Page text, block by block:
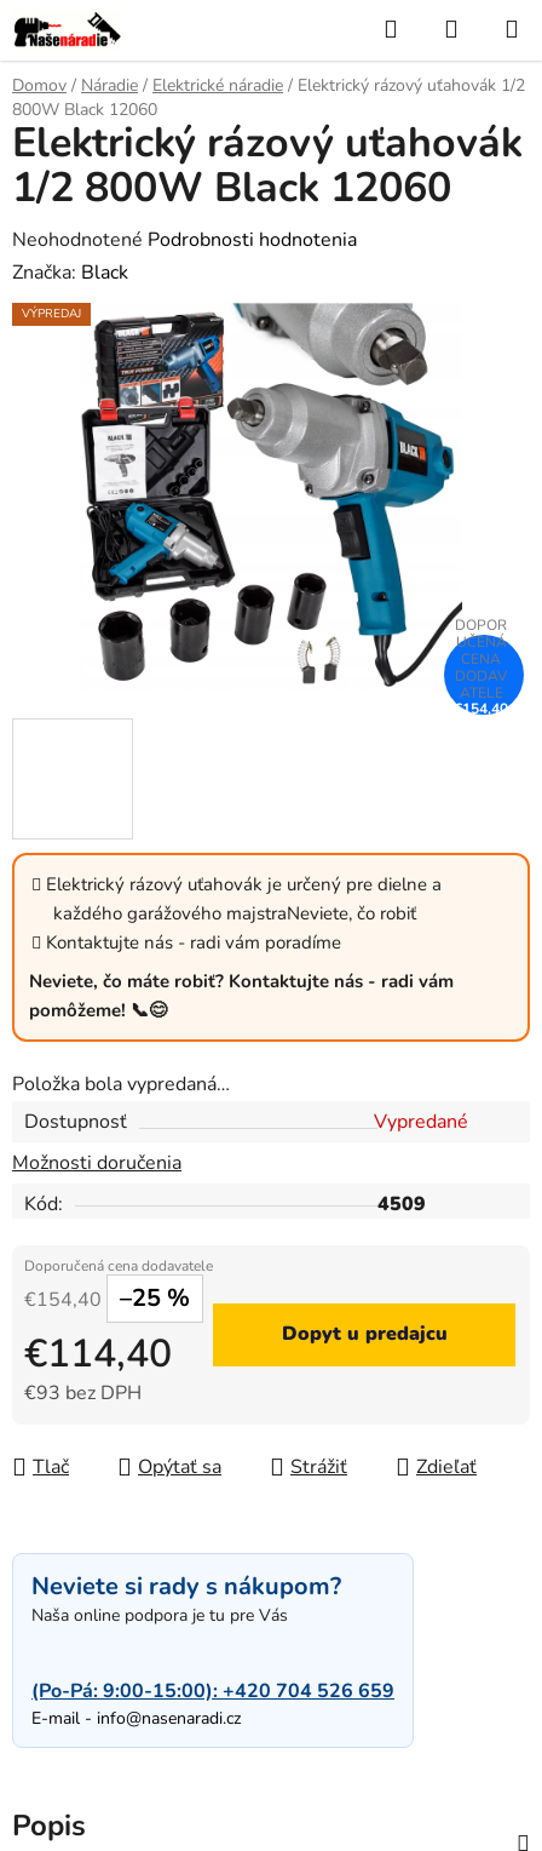
Prejsť
na
obsah
Hľadať
KOŠÍK
Domov / Náradie / Elektrické náradie / Elektrický rázový uťahovák 1/2
800W Black 12060
Elektrický rázový uťahovák je určený pre dielne a
každého garážového majstraNeviete, čo robiť
Kontaktujte nás - radi vám poradíme
Neviete, čo máte robiť? Kontaktujte nás - radi vám
pomôžeme! 📞😊
Položka bola vypredaná…
Dostupnosť
Vypredané
Možnosti doručenia
Kód:
4509
€154,40 –25 %
€114,40
€93 bez DPH
Dopyt u predajcu
Tlač Opýtať sa Strážiť Zdieľať
Elektrický rázový uťahovák
1/2 800W Black 12060
Priemerné
hodnotenie
produktu
hviezdičiek.
Neohodnotené Podrobnosti hodnotenia
Značka: Black
VÝPREDAJ
€154,40
Neviete si rady s nákupom?
Naša online podpora je tu pre Vás
(Po-Pá: 9:00-15:00):+420 704 526 659
E-mail - info@nasenaradi.cz
Popis